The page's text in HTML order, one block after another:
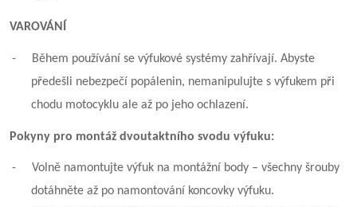
VAROVÁNÍ
-
Během používání se výfukové systémy zahřívají. Abyste
předešli nebezpečí popálenin, nemanipulujte s výfukem při
chodu motocyklu ale až po jeho ochlazení.
Pokyny pro montáž dvoutaktního svodu výfuku:
-
Volně namontujte výfuk na montážní body – všechny šrouby
dotáhněte až po namontování koncovky výfuku.